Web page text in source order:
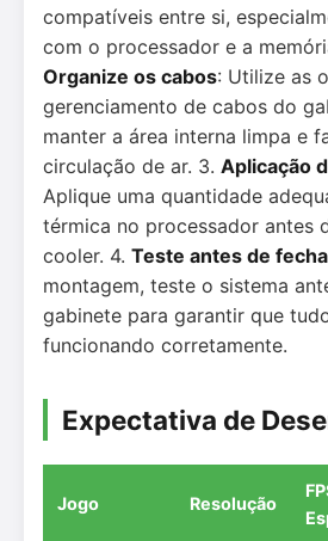
compatíveis entre si,
com o processador e a
Organize os cabos: Utilize as
gerenciamento de cabos do
manter a área interna limpa e
circulação de ar. 3. Aplicação
Aplique uma quantidade
térmica no processador antes
cooler. 4. Teste antes de
montagem, teste o sistema
gabinete para garantir que
funcionando corretamente.
Expectativa de
Jogo Resolução